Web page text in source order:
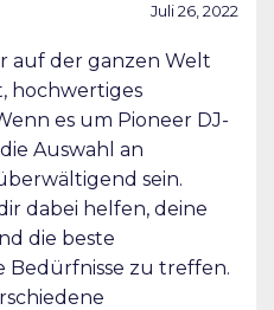
Juli 26, 2022
auf der ganzen Welt
hochwertiges
es um Pioneer DJ-
Auswahl an
sein.
dabei helfen, deine
die beste
Bedürfnisse zu treffen.